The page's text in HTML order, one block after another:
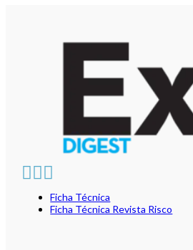
Ficha Técnica
Ficha Técnica Revista Risco